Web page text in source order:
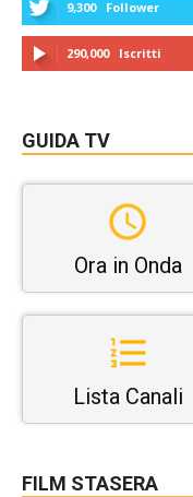
9,300 Follower
290,000 Iscritti
GUIDA TV
Ora in Onda
Lista Canali
FILM STASERA